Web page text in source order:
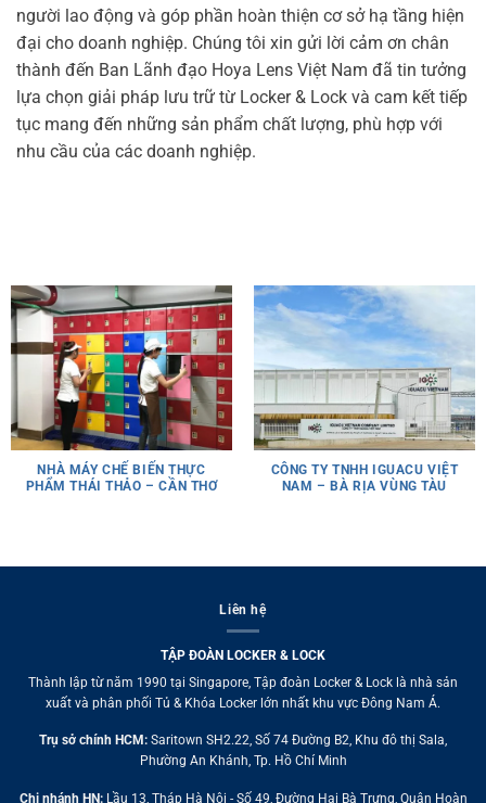
người lao động và góp phần hoàn thiện cơ sở hạ tầng hiện
đại cho doanh nghiệp. Chúng tôi xin gửi lời cảm ơn chân
thành đến Ban Lãnh đạo Hoya Lens Việt Nam đã tin tưởng
lựa chọn giải pháp lưu trữ từ Locker & Lock và cam kết tiếp
tục mang đến những sản phẩm chất lượng, phù hợp với
nhu cầu của các doanh nghiệp.
NHÀ MÁY CHẾ BIẾN THỰC
PHẨM THÁI THẢO – CẦN THƠ
CÔNG TY TNHH IGUACU VIỆT
NAM – BÀ RỊA VÙNG TÀU
Liên hệ
TẬP ĐOÀN LOCKER & LOCK
Thành lập từ năm 1990 tại Singapore, Tập đoàn Locker & Lock là nhà sản
xuất và phân phối Tủ & Khóa Locker lớn nhất khu vực Đông Nam Á.
Trụ sở chính HCM: Saritown SH2.22, Số 74 Đường B2, Khu đô thị Sala,
Phường An Khánh, Tp. Hồ Chí Minh
Chi nhánh HN:Lầu 13, Tháp Hà Nội - Số 49, Đường Hai Bà Trưng, Quận Hoàn